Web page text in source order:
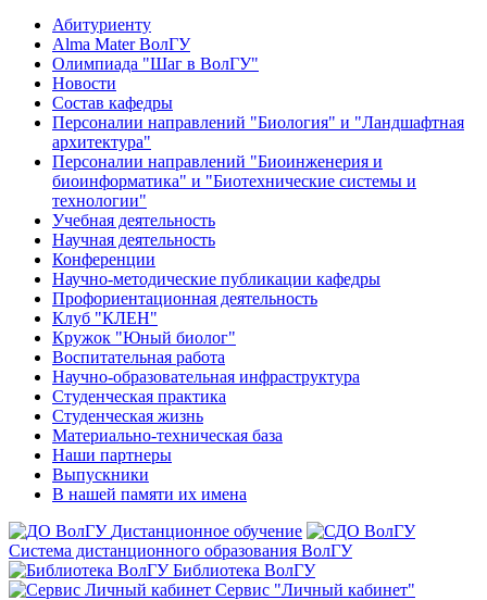
Абитуриенту
Alma Mater ВолГУ
Олимпиада "Шаг в ВолГУ"
Новости
Состав кафедры
Персоналии направлений "Биология" и "Ландшафтная
архитектура"
Персоналии направлений "Биоинженерия и
биоинформатика" и "Биотехнические системы и
технологии"
Учебная деятельность
Научная деятельность
Конференции
Научно-методические публикации кафедры
Профориентационная деятельность
Клуб "КЛЕН"
Кружок "Юный биолог"
Воспитательная работа
Научно-образовательная инфраструктура
Студенческая практика
Студенческая жизнь
Материально-техническая база
Наши партнеры
Выпускники
В нашей памяти их имена
Дистанционное обучение
Система дистанционного образования ВолГУ
Библиотека ВолГУ
Сервис "Личный кабинет"